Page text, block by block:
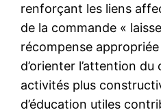
renforçant les liens
de la commande «
récompense
d’orienter l’attention du
activités plus
d’éducation utiles